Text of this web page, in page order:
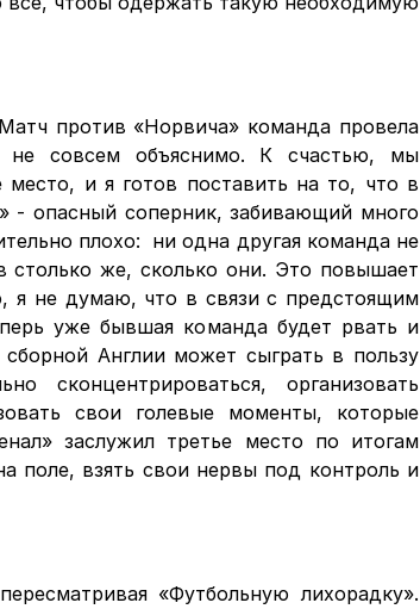
против «Норвича» команда провела
не совсем объяснимо. К счастью, мы
и я готов поставить на то, что в
- опасный соперник, забивающий много
плохо: ни одна другая команда не
столько же, сколько они. Это повышает
я не думаю, что в связи с предстоящим
уже бывшая команда будет рвать и
Англии может сыграть в пользу
сконцентрироваться, организовать
свои голевые моменты, которые
заслужил третье место по итогам
поле, взять свои нервы под контроль и
«Футбольную лихорадку».